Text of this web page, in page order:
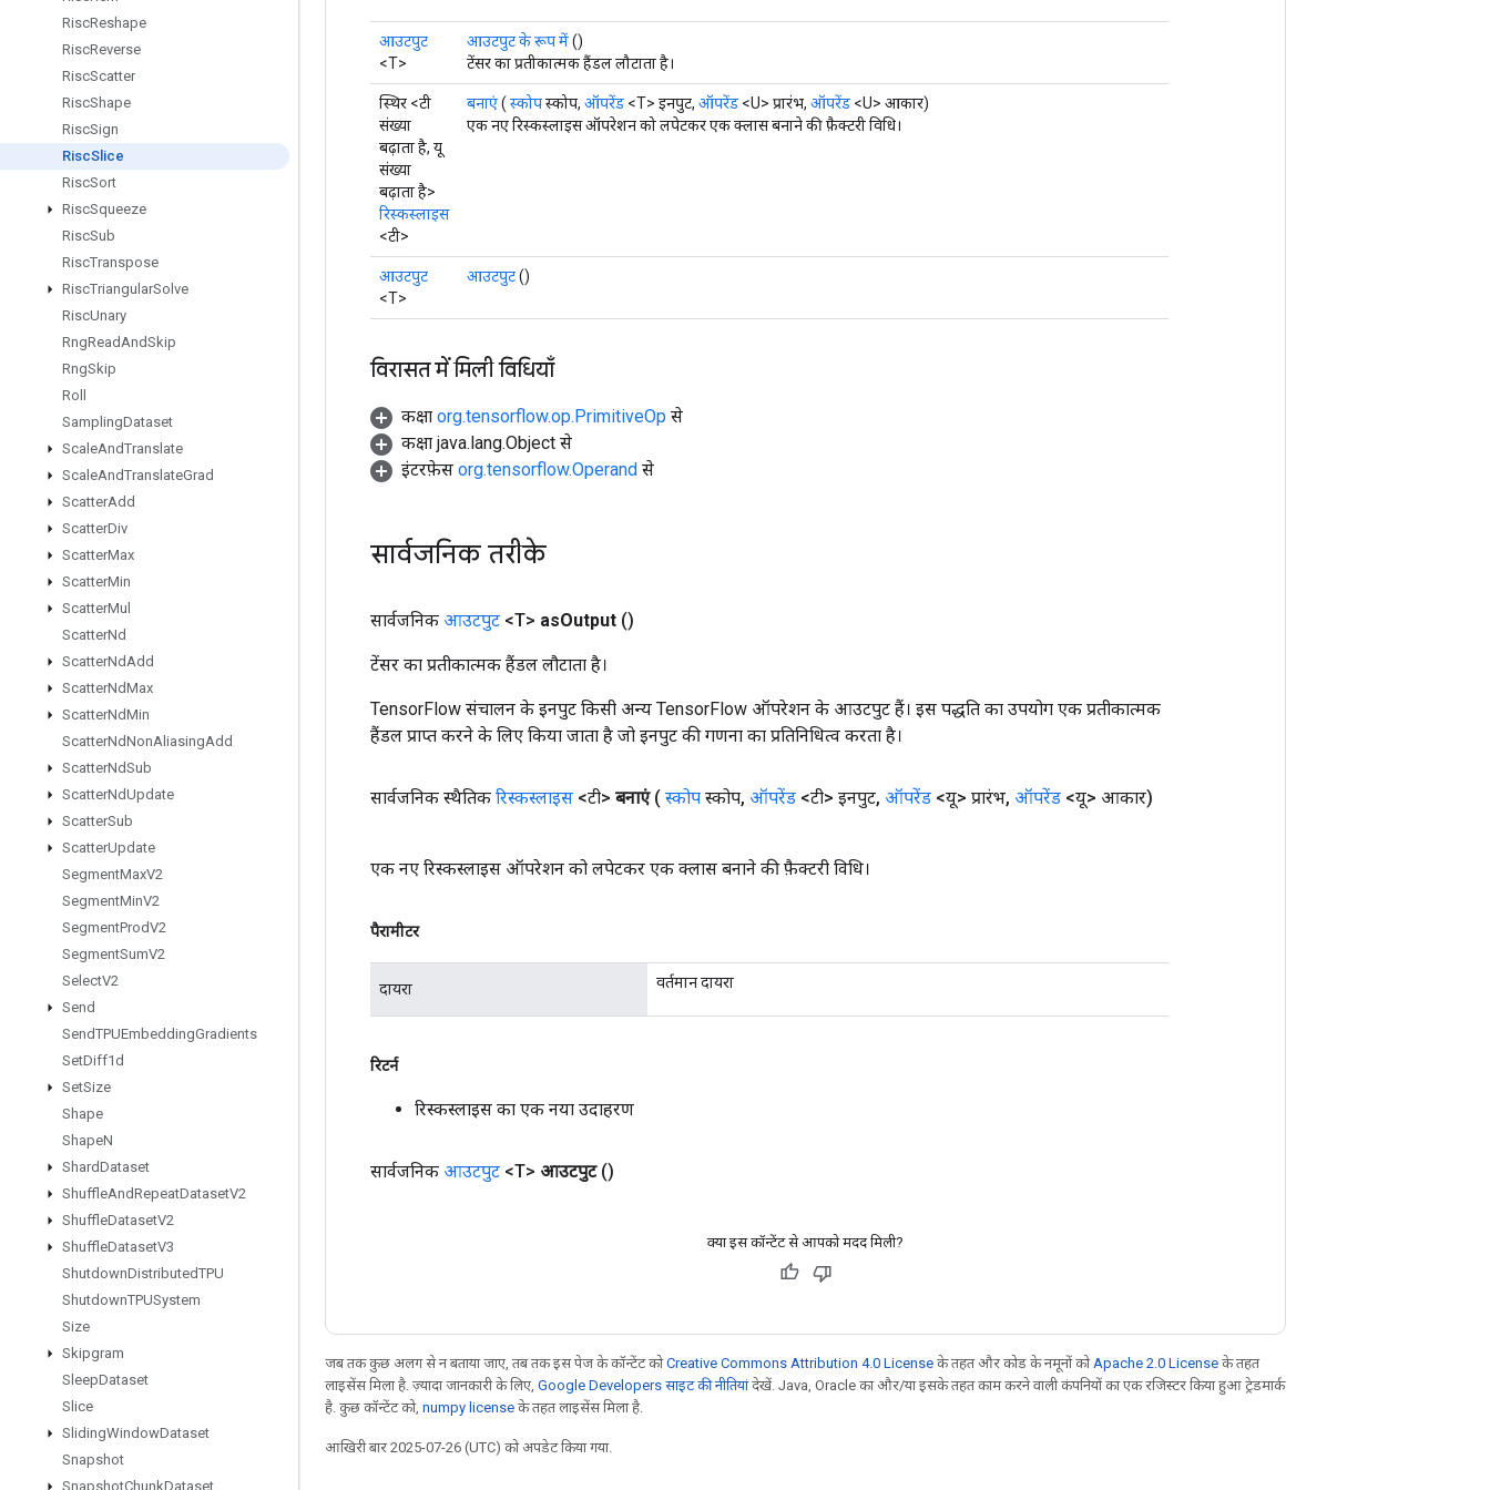
RiscReshape
RiscReverse
RiscScatter
RiscShape
RiscSign
RiscSlice
RiscSort
RiscSqueeze
RiscSub
RiscTranspose
RiscTriangularSolve
RiscUnary
RngReadAndSkip
RngSkip
Roll
SamplingDataset
ScaleAndTranslate
ScaleAndTranslateGrad
ScatterAdd
ScatterDiv
ScatterMax
ScatterMin
ScatterMul
ScatterNd
ScatterNdAdd
ScatterNdMax
ScatterNdMin
ScatterNdNonAliasingAdd
ScatterNdSub
ScatterNdUpdate
ScatterSub
ScatterUpdate
SegmentMaxV2
SegmentMinV2
SegmentProdV2
SegmentSumV2
SelectV2
Send
SendTPUEmbeddingGradients
SetDiff1d
SetSize
Shape
ShapeN
ShardDataset
ShuffleAndRepeatDatasetV2
ShuffleDatasetV2
ShuffleDatasetV3
ShutdownDistributedTPU
ShutdownTPUSystem
Size
Skipgram
SleepDataset
Slice
SlidingWindowDataset
Snapshot
SnapshotChunkDataset
आउटपुट
<T>
आउटपुट के रूप में()
टेंसर का प्रतीकात्मक हैंडल लौटाता है।
स्थिर <टी
संख्या
बढ़ाता है, यू
संख्या
बढ़ाता है>
रिस्कस्लाइस
<टी>
बनाएं( स्कोपस्कोप, ऑपरेंड <T> इनपुट, ऑपरेंड <U> प्रारंभ, ऑपरेंड <U> आकार)
एक नए रिस्कस्लाइस ऑपरेशन को लपेटकर एक क्लास बनाने की फ़ैक्टरी विधि।
आउटपुट
<T>
आउटपुट()
विरासत में मिली विधियाँ
कक्षा org.tensorflow.op.PrimitiveOp से
कक्षा java.lang.Object से
इंटरफ़ेस org.tensorflow.Operand से
सार्वजनिक तरीके
सार्वजनिक आउटपुट <T> asOutput ()
टेंसर का प्रतीकात्मक हैंडल लौटाता है।
TensorFlow संचालन के इनपुट किसी अन्य TensorFlow ऑपरेशन के आउटपुट हैं। इस पद्धति का उपयोग एक प्रतीकात्मक
हैंडल प्राप्त करने के लिए किया जाता है जो इनपुट की गणना का प्रतिनिधित्व करता है।
सार्वजनिक स्थैतिक रिस्कस्लाइस <टी> बनाएं ( स्कोप स्कोप, ऑपरेंड <टी> इनपुट, ऑपरेंड <यू> प्रारंभ, ऑपरेंड <यू> आकार)
एक नए रिस्कस्लाइस ऑपरेशन को लपेटकर एक क्लास बनाने की फ़ैक्टरी विधि।
पैरामीटर
दायरा वर्तमान दायरा
रिटर्न
रिस्कस्लाइस का एक नया उदाहरण
सार्वजनिक आउटपुट <T> आउटपुट ()
क्या इस कॉन्टेंट से आपको मदद मिली?
जब तक कुछ अलग से न बताया जाए, तब तक इस पेज के कॉन्टेंट कोCreative Commons Attribution 4.0 License के तहत और कोड के नमूनों को Apache 2.0 License के तहत
लाइसेंस मिला है. ज़्यादा जानकारी के लिए, Google Developers साइट की नीतियांदेखें. Java, Oracle का और/या इसके तहत काम करने वाली कंपनियों का एक रजिस्टर किया हुआ ट्रेडमार्क
है. कुछ कॉन्टेंट को, numpy license के तहत लाइसेंस मिला है.
आखिरी बार 2025-07-26 (UTC) को अपडेट किया गया.